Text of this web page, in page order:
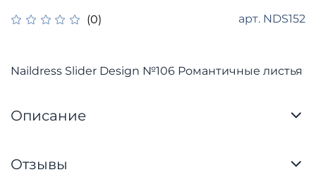
(0) арт. NDS152
Naildress Slider Design №106 Романтичные листья
Описание
Отзывы